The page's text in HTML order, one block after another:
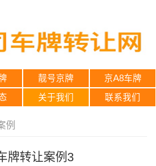
靓号京牌
京A8车牌
关于我们 联系我们
例
牌转让案例3